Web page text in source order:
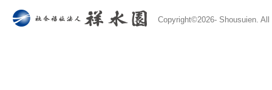
Copyright©2026- Shousuien.